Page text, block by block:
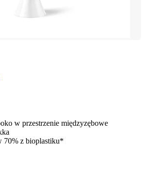
w przestrzenie międzyzębowe
70% z bioplastiku*